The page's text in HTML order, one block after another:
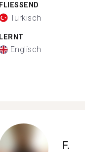
FLIESSEND
Türkisch
LERNT
Englisch
F.